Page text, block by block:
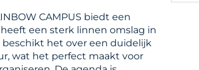
CAMPUS biedt een
een sterk linnen omslag in
het over een duidelijk
wat het perfect maakt voor